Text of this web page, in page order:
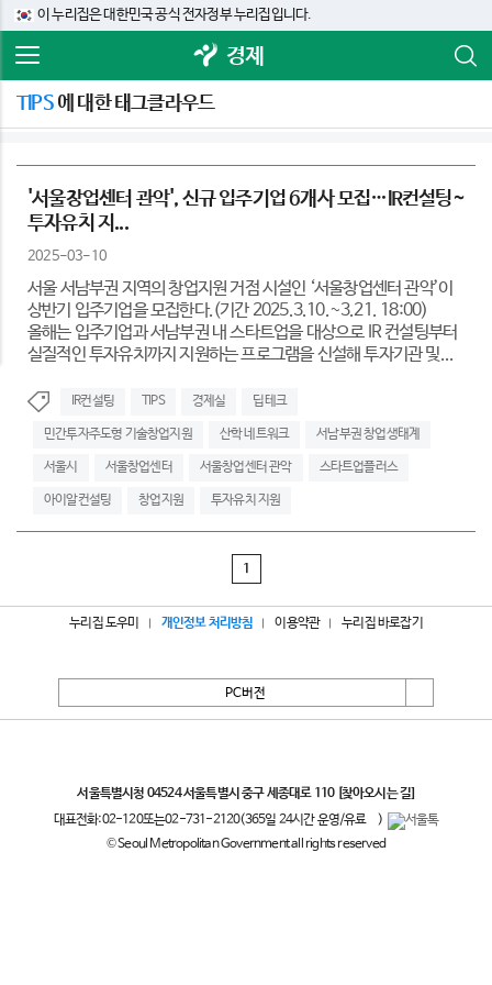
이 누리집은 대한민국 공식 전자정부 누리집입니다.
경제
TIPS에 대한 태그클라우드
'서울창업센터 관악', 신규 입주기업 6개사 모집…IR컨설팅~
투자유치 지...
2025-03-10
서울 서남부권 지역의 창업지원 거점 시설인 ‘서울창업센터 관악’이
상반기 입주기업을 모집한다.(기간 2025.3.10.~3.21. 18:00)
올해는 입주기업과 서남부권 내 스타트업을 대상으로 IR 컨설팅부터
실질적인 투자유치까지 지원하는 프로그램을 신설해 투자기관 및...
IR컨설팅 TIPS 경제실 딥테크
민간투자주도형 기술창업지원 산학 네트워크 서남부권 창업생태계
서울시 서울창업센터 서울창업센터 관악 스타트업플러스
아이알컨설팅 창업지원 투자유치 지원
1
누리집 도우미 개인정보 처리방침 이용약관 누리집 바로잡기
PC버전
서울특별시청 04524 서울특별시 중구 세종대로 110 [찾아오시는 길]
대표전화:02-120또는02-731-2120(365일 24시간 운영/유료
)
© Seoul Metropolitan Government all rights reserved